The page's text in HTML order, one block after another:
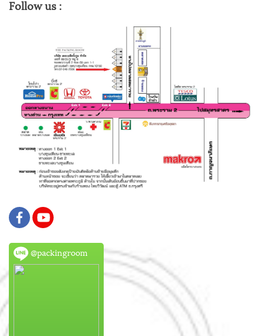
Follow us :
@packingroom